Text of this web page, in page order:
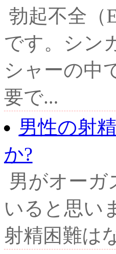
勃起不全（
です。シン
シャーの中
要で...
男性の射
か?
男がオーガ
いると思い
射精困難は